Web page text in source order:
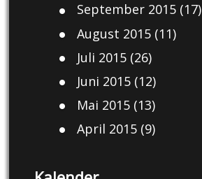
September 2015(17)
August 2015(11)
Juli 2015(26)
Juni 2015(12)
Mai 2015(13)
April 2015(9)